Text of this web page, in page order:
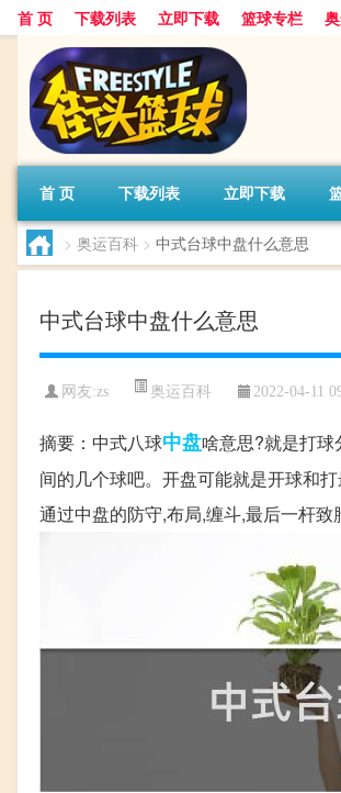
首 页 下载列表 立即下载 篮球专栏
首 页 下载列表 立即下载
> 奥运百科 > 中式台球中盘什么意思
中式台球中盘什么意思
网友:zs 奥运百科 2022-04-11
摘要：中式八球中盘啥意思?就是打
间的几个球吧。开盘可能就是开球和
通过中盘的防守,布局,缠斗,最后一杆致